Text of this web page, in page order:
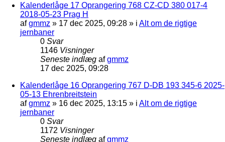
Kalenderlåge 17 Oprangering 768 CZ-CD 380 017-4
2018-05-23 Prag H
afgmmz » 17 dec 2025, 09:28 » i Alt om de rigtige
jernbaner
0 Svar
1146 Visninger
Seneste indlæg afgmmz
17 dec 2025, 09:28
Kalenderlåge 16 Oprangering 767 D-DB 193 345-6 2025-
05-13 Ehrenbreitstein
afgmmz » 16 dec 2025, 13:15 » i Alt om de rigtige
jernbaner
0 Svar
1172 Visninger
Seneste indlæg afgmmz